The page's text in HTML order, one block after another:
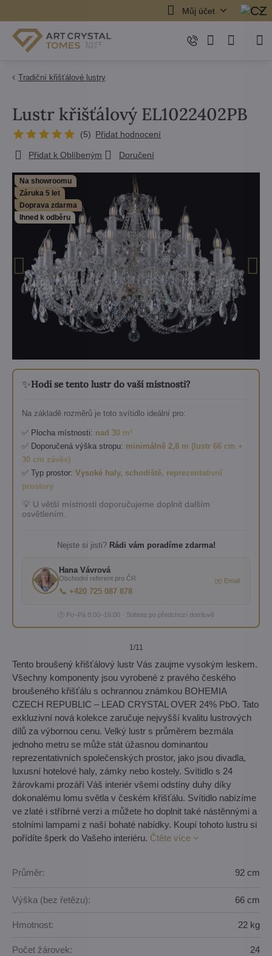
Můj účet
Tradiční křišťálové lustry
Na showroomu
Záruka 5 let
Doprava zdarma
Ihned k odběru
✨Hodí se tento lustr do vaší místnosti?
Na základě rozměrů je toto svítidlo ideální pro:
✅ Plocha místnosti: nad 30 m²
✅ Doporučená výška stropu: minimálně 2,8 m (lustr 66 cm +
30 cm závěs)
✅ Typ prostor: Vysoké haly, schodiště, reprezentativní
prostory
💡 U větší místnosti doporučujeme doplnit dalším
osvětlením.
Nejste si jisti? Rádi vám poradíme zdarma!
Hana Vávrová
Obchodní referent pro ČR
📞 +420 725 087 878
✉️ Email
🕐 Po–Pá 8:00–16:00 · Sobota po předchozí domluvě
1 /11
Lustr křišťálový EL1022402PB
(5) Přidat hodnocení
Přidat k Oblíbeným Doručení
Tento broušený křišťálový lustr Vás zaujme vysokým leskem.
Všechny komponenty jsou vyrobené z pravého českého
broušeného křišťálu s ochrannou známkou BOHEMIA
CZECH REPUBLIC – LEAD CRYSTAL OVER 24% PbO. Tato
exkluzivní nová kolekce zaručuje nejvyšší kvalitu lustrových
dílů za výbornou cenu. Velký lustr s průměrem bezmála
jednoho metru se může stát úžasnou dominantou
reprezentativních společenských prostor, jako jsou divadla,
luxusní hotelové haly, zámky nebo kostely. Svítidlo s 24
žárovkami prozáří Váš interiér všemi odstíny duhy díky
dokonalému lomu světla v českém křišťálu. Svítidlo nabízíme
ve zlaté i stříbrné verzi a můžete ho doplnit také nástěnnými a
stolními lampami z naší bohaté nabídky. Koupí tohoto lustru si
pořídíte šperk do Vašeho interiéru. Čtěte více
Průměr: 92 cm
Výška (bez řetězu): 66 cm
Hmotnost: 22 kg
Počet žárovek: 24